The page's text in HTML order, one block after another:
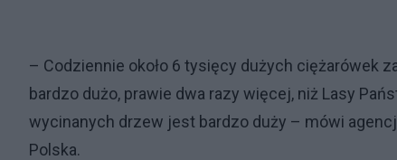
– Codziennie około 6 tysięcy dużych ciężarówek
bardzo dużo, prawie dwa razy więcej, niż Lasy
wycinanych drzew jest bardzo duży – mówi
Polska.